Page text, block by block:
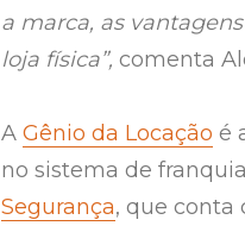
a marca, as
loja física”, comenta
A Gênio da Locação é
no sistema de
Segurança, que conta